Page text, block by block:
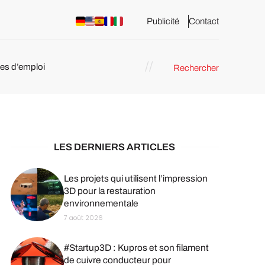
Publicité Contact
d’emploi Rechercher
LES DERNIERS ARTICLES
Les projets qui utilisent l’impression
3D pour la restauration
environnementale
7 août 2026
#Startup3D : Kupros et son filament
de cuivre conducteur pour